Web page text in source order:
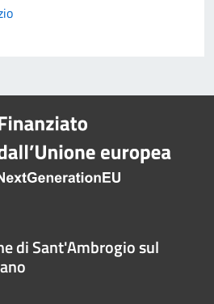
di Sant'Ambrogio sul